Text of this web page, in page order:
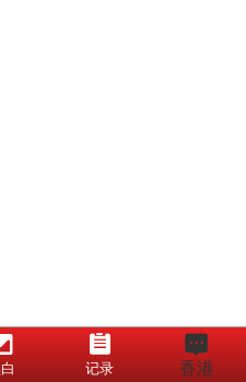
记录 香港